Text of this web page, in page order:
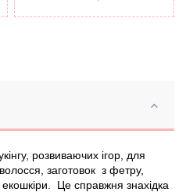
розвиваючих ігор, для
заготовок з фетру,
Це справжня знахідка